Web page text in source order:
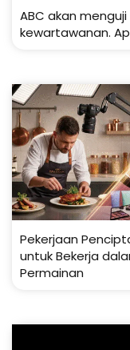
ABC akan
kewartawanan.
Pekerjaan
untuk Bekerja
Permainan